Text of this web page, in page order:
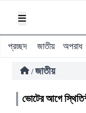
প্রচ্ছদ জাতীয় অপরাধ
/ জাতীয়
ভোটের আগে